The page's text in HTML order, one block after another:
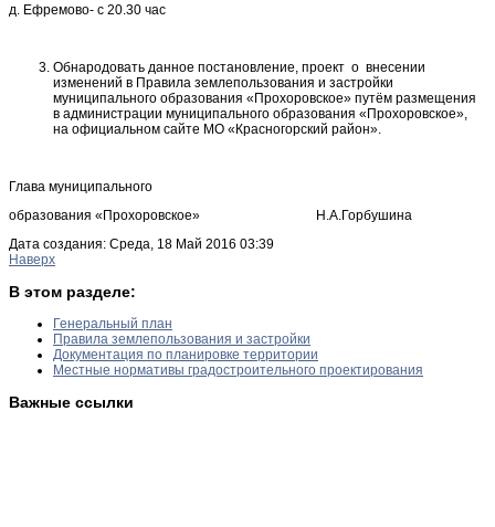
д. Ефремово- с 20.30 час
Обнародовать данное постановление, проект о внесении
изменений в Правила землепользования и застройки
муниципального образования «Прохоровское» путём размещения
в администрации муниципального образования «Прохоровское»,
на официальном сайте МО «Красногорский район».
Глава муниципального
образования «Прохоровское» Н.А.Горбушина
Дата создания: Среда, 18 Май 2016 03:39
Наверх
В этом разделе:
Генеральный план
Правила землепользования и застройки
Документация по планировке территории
Местные нормативы градостроительного проектирования
Важные ссылки